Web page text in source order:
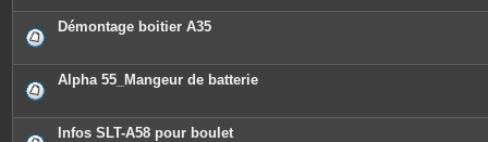
Démontage boitier A35
Alpha 55_Mangeur de batterie
Infos SLT-A58 pour boulet